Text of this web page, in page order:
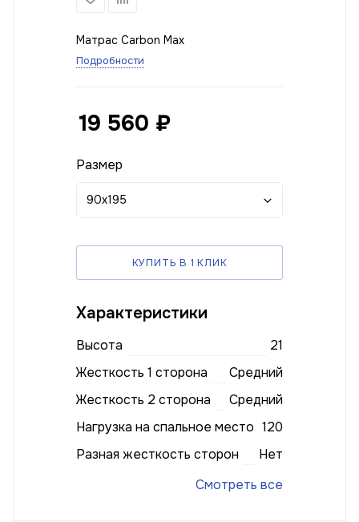
Матрас Carbon Max
Подробности
19 560 ₽
Размер
90x195
КУПИТЬ В 1 КЛИК
Характеристики
Высота
21
Жесткость 1 сторона
Средний
Жесткость 2 сторона
Средний
Нагрузка на спальное место 120
Разная жесткость сторон
Нет
Смотреть все